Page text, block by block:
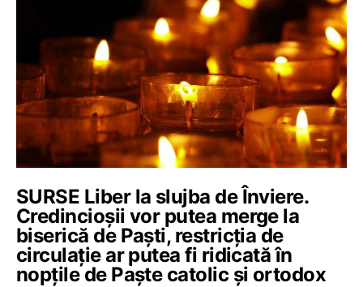
SURSE Liber la slujba de Înviere.
Credincioșii vor putea merge la
biserică de Paști, restricția de
circulație ar putea fi ridicată în
nopțile de Paște catolic și ortodox